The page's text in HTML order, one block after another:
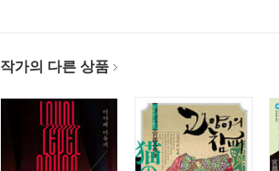
작가의 다른 상품